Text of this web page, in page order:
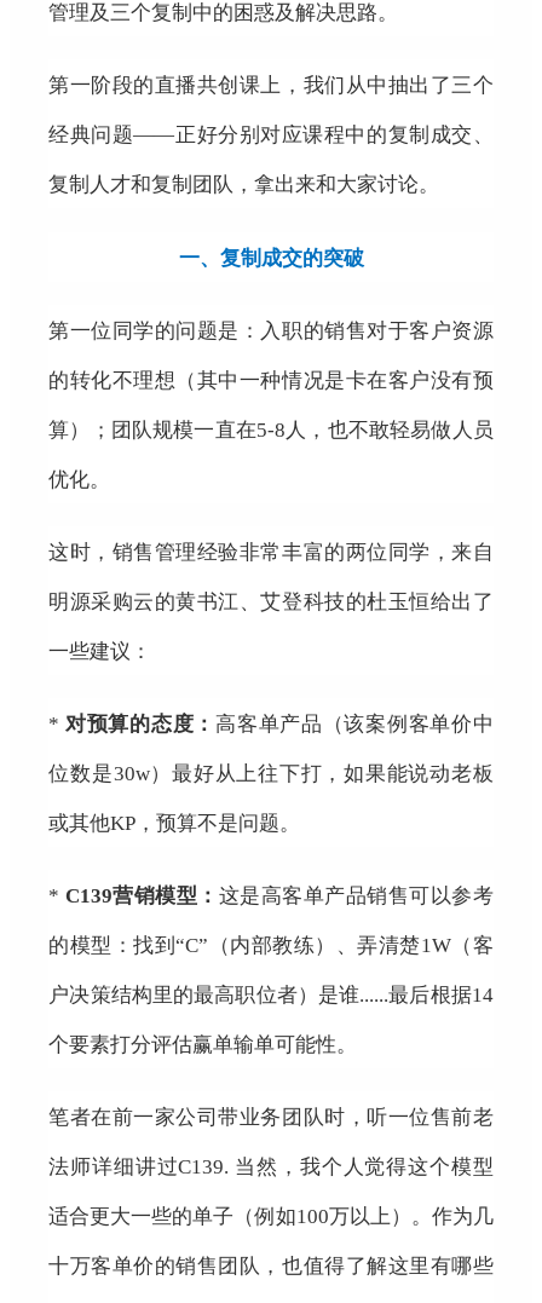
管理及三个复制中的困惑及解决思路。
第一阶段的直播共创课上，我们从中抽出了三个
经典问题——正好分别对应课程中的复制成交、
复制人才和复制团队，拿出来和大家讨论。
一、复制成交的突破
第一位同学的问题是：入职的销售对于客户资源
的转化不理想（其中一种情况是卡在客户没有预
算）；团队规模一直在5-8人，也不敢轻易做人员
优化。
这时，销售管理经验非常丰富的两位同学，来自
明源采购云的黄书江、艾登科技的杜玉恒给出了
一些建议：
* 对预算的态度：高客单产品（该案例客单价中
位数是30w）最好从上往下打，如果能说动老板
或其他KP，预算不是问题。
* C139营销模型： 这是高客单产品销售可以参考
的模型：找到“C”（内部教练）、弄清楚1W（客
户决策结构里的最高职位者）是谁......最后根据14
个要素打分评估赢单输单可能性。
笔者在前一家公司带业务团队时，听一位售前老
法师详细讲过C139. 当然，我个人觉得这个模型
适合更大一些的单子（例如100万以上）。作为几
十万客单价的销售团队，也值得了解这里有哪些